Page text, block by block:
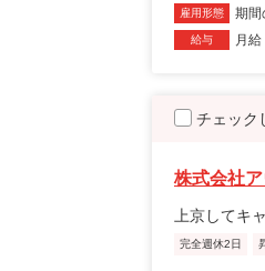
雇用形態 期間
給与 月
チェック
株式会社
上京してキ
完全週休2日